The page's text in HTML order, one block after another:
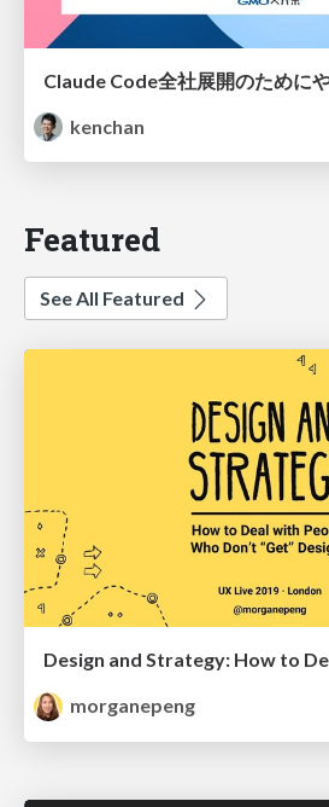
kenchan
Featured
See All Featured
morganepeng